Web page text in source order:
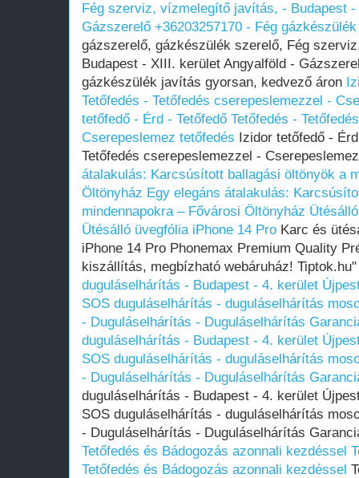
Fég szerviz, vízmelegítő javítás, - Budapest
Gázszerelő +36203257170 - Fég
gázszerelő, gázkészülék szerelő, Fég
Budapest - XIII. kerület Angyalföld -
gázkészülék javítás gyorsan, kedvező áron
Tetőfedés - Tetőfedés cserepeslemezzel -
tetőfedő - Érd - Tetőfedő Tetőfedés -
Cserepeslemez tetőfedés Izidor tetőfedő -
Tetőfedés cserepeslemezzel -
átalakulás: Karcsúsított ballagási öltönyök a
Öltönyház Egy elegáns átalakulás:
mindennapokra – Fővárosi Öltönyház
Ütésálló üvegfólia iPhone 14 Pro Karc és
iPhone 14 Pro Phonemax Premium Quality
kiszállítás, megbízható webáruház!
duguláselhárítás - Budapest - 4. kerület
SOS duguláselhárítás - duguláselhárítás
- Duguláselhárítás - Duguláselhárítás
duguláselhárítás - Budapest - 4. kerület
SOS duguláselhárítás - duguláselhárítás
- Duguláselhárítás - Duguláselhárítás
duguláselhárítás - Budapest - 4. kerület
SOS duguláselhárítás - duguláselhárítás
- Duguláselhárítás - Duguláselhárítás
Tetőfedés és Bádogozás azonnali kezdéssel
Tetőfedés és Bádogozás azonnali kezdéssel